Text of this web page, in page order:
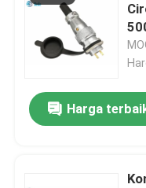
Rumah
Harga